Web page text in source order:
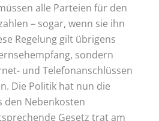
alle Parteien für den
– sogar, wenn sie ihn
Regelung gilt übrigens
sondern
und Telefonanschlüssen
Die Politik hat nun die
den Nebenkosten
Gesetz trat am